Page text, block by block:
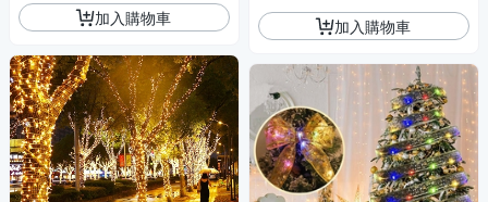
加入購物車 加入購物車